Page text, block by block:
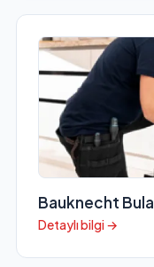
Bauknecht
Detaylı bilgi →